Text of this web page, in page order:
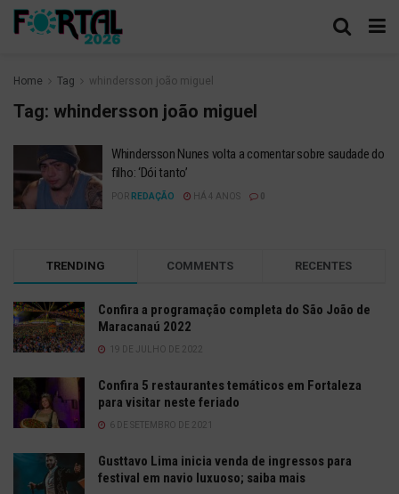
Home Tag whindersson joão miguel
Tag: whindersson joão miguel
Whindersson Nunes volta a comentar sobre saudade do
filho: ‘Dói tanto’
POR REDAÇÃO HÁ 4 ANOS
TRENDING COMMENTS RECENTES
Confira a programação completa do São João de
Maracanaú 2022
19 DE JULHO DE 2022
Confira 5 restaurantes temáticos em Fortaleza
para visitar neste feriado
6 DE SETEMBRO DE 2021
Gusttavo Lima inicia venda de ingressos para
festival em navio luxuoso; saiba mais